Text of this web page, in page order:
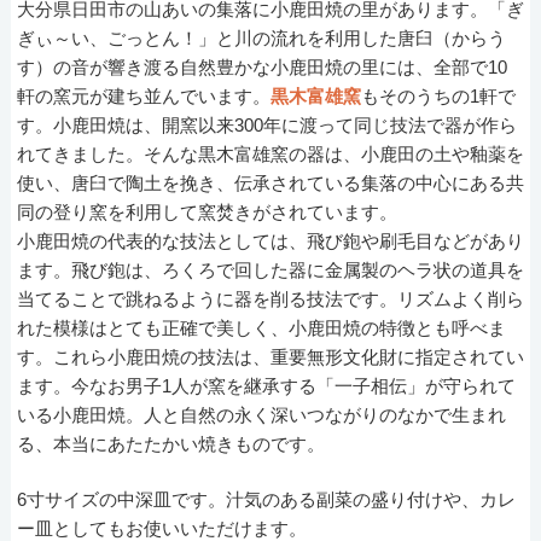
大分県日田市の山あいの集落に小鹿田焼の里があります。「ぎ
ぎぃ～い、ごっとん！」と川の流れを利用した唐臼（からう
す）の音が響き渡る自然豊かな小鹿田焼の里には、全部で10
軒の窯元が建ち並んでいます。 黒木富雄窯もそのうちの1軒で
す。小鹿田焼は、開窯以来300年に渡って同じ技法で器が作ら
れてきました。そんな黒木富雄窯の器は、小鹿田の土や釉薬を
使い、唐臼で陶土を挽き、伝承されている集落の中心にある共
同の登り窯を利用して窯焚きがされています。
小鹿田焼の代表的な技法としては、飛び鉋や刷毛目などがあり
ます。飛び鉋は、ろくろで回した器に金属製のヘラ状の道具を
当てることで跳ねるように器を削る技法です。リズムよく削ら
れた模様はとても正確で美しく、小鹿田焼の特徴とも呼べま
す。これら小鹿田焼の技法は、重要無形文化財に指定されてい
ます。今なお男子1人が窯を継承する「一子相伝」が守られて
いる小鹿田焼。人と自然の永く深いつながりのなかで生まれ
る、本当にあたたかい焼きものです。
6寸サイズの中深皿です。汁気のある副菜の盛り付けや、カレ
ー皿としてもお使いいただけます。